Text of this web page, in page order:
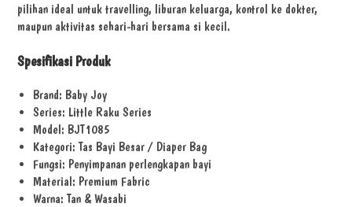
pilihan ideal untuk travelling, liburan keluarga, kontrol ke dokter,
maupun aktivitas sehari-hari bersama si kecil.
Spesifikasi Produk
Brand: Baby Joy
Series: Little Raku Series
Model: BJT1085
Kategori: Tas Bayi Besar / Diaper Bag
Fungsi: Penyimpanan perlengkapan bayi
Material: Premium Fabric
Warna: Tan & Wasabi